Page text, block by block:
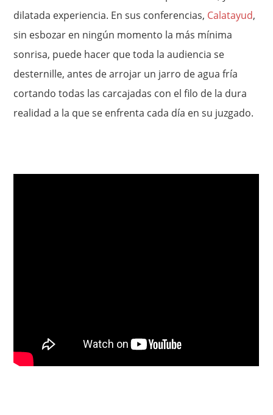
dilatada experiencia. En sus conferencias, Calatayud,
sin esbozar en ningún momento la más mínima
sonrisa, puede hacer que toda la audiencia se
desternille, antes de arrojar un jarro de agua fría
cortando todas las carcajadas con el filo de la dura
realidad a la que se enfrenta cada día en su juzgado.